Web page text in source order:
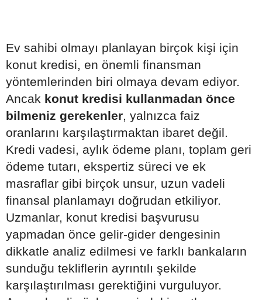
Ev sahibi olmayı planlayan birçok kişi için
konut kredisi, en önemli finansman
yöntemlerinden biri olmaya devam ediyor.
Ancak konut kredisi kullanmadan önce
bilmeniz gerekenler, yalnızca faiz
oranlarını karşılaştırmaktan ibaret değil.
Kredi vadesi, aylık ödeme planı, toplam geri
ödeme tutarı, ekspertiz süreci ve ek
masraflar gibi birçok unsur, uzun vadeli
finansal planlamayı doğrudan etkiliyor.
Uzmanlar, konut kredisi başvurusu
yapmadan önce gelir-gider dengesinin
dikkatle analiz edilmesi ve farklı bankaların
sunduğu tekliflerin ayrıntılı şekilde
karşılaştırılması gerektiğini vurguluyor.